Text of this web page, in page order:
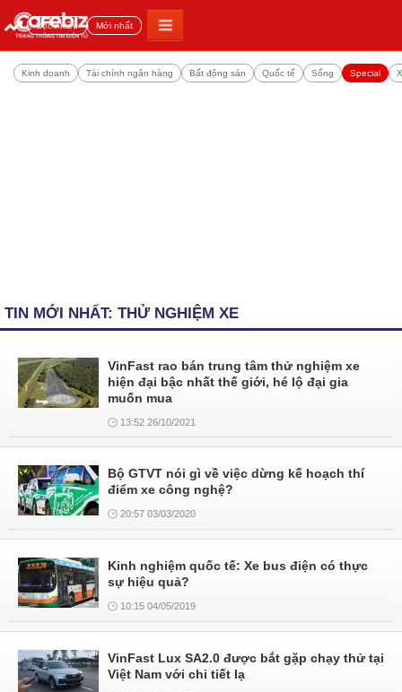
Đọc nhiều Mới nhất
Kinh doanh Tài chính ngân hàng Bất động sản Quốc tế Sống Special
TIN MỚI NHẤT: THỬ NGHIỆM XE
VinFast rao bán trung tâm thử nghiệm xe
hiện đại bậc nhất thế giới, hé lộ đại gia
muốn mua
13:52 26/10/2021
Bộ GTVT nói gì về việc dừng kế hoạch thí
điểm xe công nghệ?
20:57 03/03/2020
Kinh nghiệm quốc tế: Xe bus điện có thực
sự hiệu quả?
10:15 04/05/2019
VinFast Lux SA2.0 được bắt gặp chạy thử tại
Việt Nam với chi tiết lạ